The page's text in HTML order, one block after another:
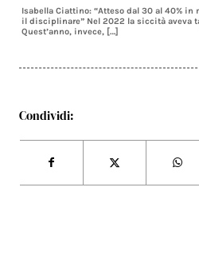
Isabella Ciattino: “Atteso dal 30 al 40%
il disciplinare” Nel 2022 la siccità aveva
Quest’anno, invece, […]
Condividi: